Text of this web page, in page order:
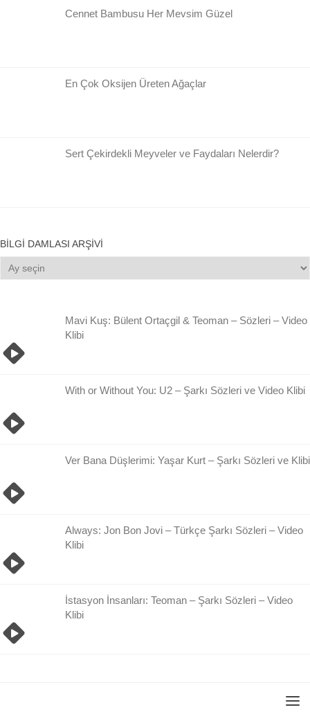
Cennet Bambusu Her Mevsim Güzel
En Çok Oksijen Üreten Ağaçlar
Sert Çekirdekli Meyveler ve Faydaları Nelerdir?
BILGI DAMLASI ARŞIVI
Bilgi
Damlası
Mavi Kuş: Bülent Ortaçgil & Teoman – Sözleri – Video
Klibi
With or Without You: U2 – Şarkı Sözleri ve Video Klibi
Ver Bana Düşlerimi: Yaşar Kurt – Şarkı Sözleri ve Klibi
Always: Jon Bon Jovi – Türkçe Şarkı Sözleri – Video
Klibi
İstasyon İnsanları: Teoman – Şarkı Sözleri – Video
Klibi